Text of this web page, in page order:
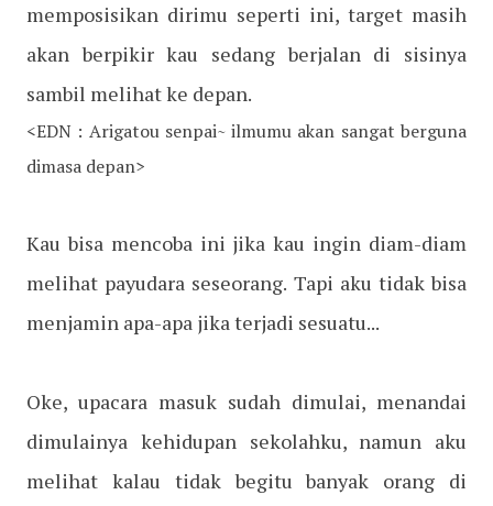
memposisikan dirimu seperti ini, target masih
akan berpikir kau sedang berjalan di sisinya
sambil melihat ke depan.
<EDN : Arigatou senpai~ ilmumu akan sangat berguna
dimasa depan>
Kau bisa mencoba ini jika kau ingin diam-diam
melihat payudara seseorang. Tapi aku tidak bisa
menjamin apa-apa jika terjadi sesuatu...
Oke, upacara masuk sudah dimulai, menandai
dimulainya kehidupan sekolahku, namun aku
melihat kalau tidak begitu banyak orang di